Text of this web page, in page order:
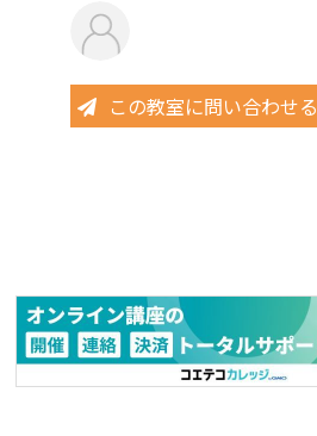
この教室に問い合わせる